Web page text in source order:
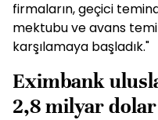
firmaların, geçici
mektubu ve avans
karşılamaya başladık."
Eximbank
2,8 milyar